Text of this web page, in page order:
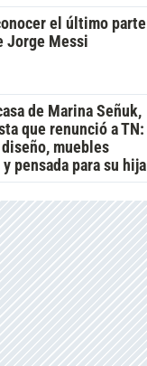
el último parte
Jorge Messi
de Marina Señuk,
que renunció a TN:
muebles
pensada para su hija